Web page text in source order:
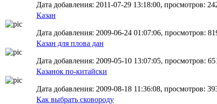
Дата добавления: 2011-07-29 13:18:00, просмотров:
Казан
Дата добавления: 2009-06-24 01:07:06, просмотров:
Казан для плова дан
Дата добавления: 2009-05-10 13:07:05, просмотров:
Казанок по-китайски
Дата добавления: 2009-08-18 11:36:08, просмотров:
Как выбрать сковороду